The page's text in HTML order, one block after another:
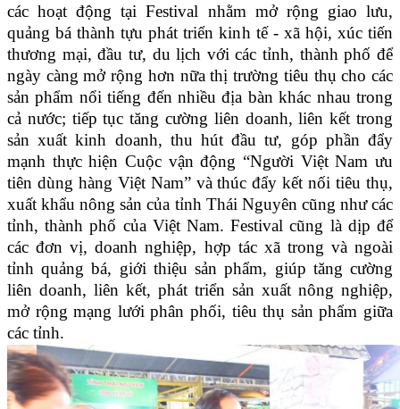
các hoạt động tại Festival nhằm mở rộng giao lưu,
quảng bá thành tựu phát triển kinh tế - xã hội, xúc tiến
thương mại, đầu tư, du lịch với các tỉnh, thành phố để
ngày càng mở rộng hơn nữa thị trường tiêu thụ cho các
sản phẩm nổi tiếng đến nhiều địa bàn khác nhau trong
cả nước; tiếp tục tăng cường liên doanh, liên kết trong
sản xuất kinh doanh, thu hút đầu tư, góp phần đẩy
mạnh thực hiện Cuộc vận động “Người Việt Nam ưu
tiên dùng hàng Việt Nam” và thúc đẩy kết nối tiêu thụ,
xuất khẩu nông sản của tỉnh Thái Nguyên cũng như các
tỉnh, thành phố của Việt Nam. Festival cũng là dịp để
các đơn vị, doanh nghiệp, hợp tác xã trong và ngoài
tỉnh quảng bá, giới thiệu sản phẩm, giúp tăng cường
liên doanh, liên kết, phát triển sản xuất nông nghiệp,
mở rộng mạng lưới phân phối, tiêu thụ sản phẩm giữa
các tỉnh.